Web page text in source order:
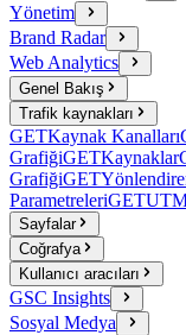
Yönetim
Brand Radar
Web Analytics
Genel Bakış
Trafik kaynakları
GETKaynak Kanalları
GrafiğiGETKaynaklar
GrafiğiGET
ParametreleriGET
Sayfalar
Coğrafya
Kullanıcı aracıları
GSC Insights
Sosyal Medya